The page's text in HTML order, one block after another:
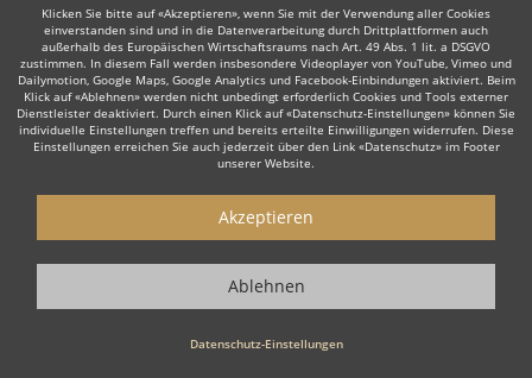
Rock Top 40 Alternative Band Schlager- & Oldies
Wie funktioniert's?
Starten Sie mit dem Button 'Kostenlos anfragen' eine Anfrage an die für
Sie interessanten Bands - also z. B. bestimmte Tanzbands &
Showbands. Diesen Button finden Sie auf den jeweiligen Künstler-Profil-
Seiten der Musiker.
Klicken Sie bitte auf «Akzeptieren», wenn Sie mit der Verwendung aller Cookies
einverstanden sind und in die Datenverarbeitung durch Drittplattformen auch
außerhalb des Europäischen Wirtschaftsraums nach Art. 49 Abs. 1 lit. a DSGVO
zustimmen. In diesem Fall werden insbesondere Videoplayer von YouTube, Vimeo und
Dailymotion, Google Maps, Google Analytics und Facebook-Einbindungen aktiviert. Beim
Klick auf «Ablehnen» werden nicht unbedingt erforderlich Cookies und Tools externer
Dienstleister deaktiviert. Durch einen Klick auf «Datenschutz-Einstellungen» können Sie
individuelle Einstellungen treffen und bereits erteilte Einwilligungen widerrufen. Diese
Einstellungen erreichen Sie auch jederzeit über den Link «Datenschutz» im Footer
unserer Website.
Datenschutz-Einstellungen
Akzeptieren
Ablehnen